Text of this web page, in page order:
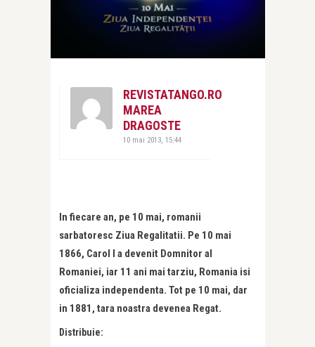
REVISTATANGO.RO
MAREA
DRAGOSTE
10 mai 2013, 15:44
In fiecare an, pe 10 mai, romanii
sarbatoresc Ziua Regalitatii. Pe 10 mai
1866, Carol I a devenit Domnitor al
Romaniei, iar 11 ani mai tarziu, Romania isi
oficializa independenta. Tot pe 10 mai, dar
in 1881, tara noastra devenea Regat.
Distribuie: